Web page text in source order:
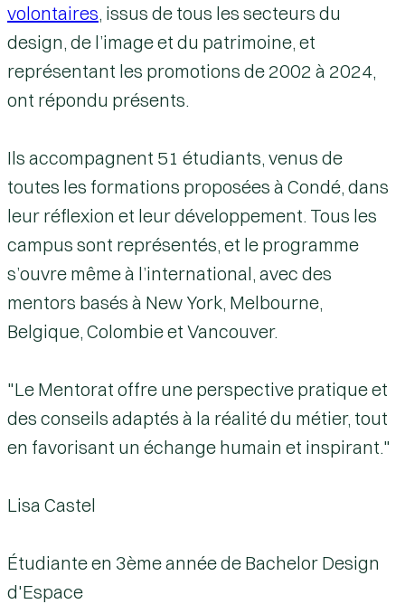
volontaires, issus de tous les secteurs du
design, de l’image et du patrimoine, et
représentant les promotions de 2002 à 2024,
ont répondu présents.
Ils accompagnent 51 étudiants, venus de
toutes les formations proposées à Condé, dans
leur réflexion et leur développement. Tous les
campus sont représentés, et le programme
s’ouvre même à l’international, avec des
mentors basés à New York, Melbourne,
Belgique, Colombie et Vancouver.
"Le Mentorat offre une perspective pratique et
des conseils adaptés à la réalité du métier, tout
en favorisant un échange humain et inspirant."
Lisa Castel
Étudiante en 3ème année de Bachelor Design
d'Espace